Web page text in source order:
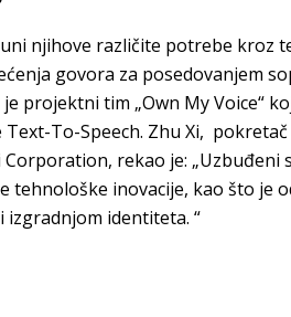
njihove različite potrebe kroz
govora za posedovanjem
projektni tim „Own My Voice“
To-Speech. Zhu Xi,
rekao je: „Uzbuđeni
tehnološke inovacije, kao što je
identiteta. “